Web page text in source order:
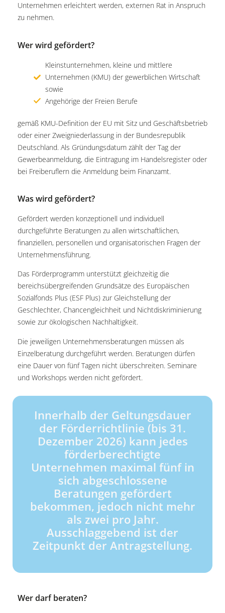
Unternehmen erleichtert werden, externen Rat in Anspruch
zu nehmen.
Wer wird gefördert?
Kleinstunternehmen, kleine und mittlere
Unternehmen (KMU) der gewerblichen Wirtschaft
sowie
Angehörige der Freien Berufe
gemäß KMU-Definition der EU mit Sitz und Geschäftsbetrieb
oder einer Zweigniederlassung in der Bundesrepublik
Deutschland. Als Gründungsdatum zählt der Tag der
Gewerbeanmeldung, die Eintragung im Handelsregister oder
bei Freiberuflern die Anmeldung beim Finanzamt.
Was wird gefördert?
Gefördert werden konzeptionell und individuell
durchgeführte Beratungen zu allen wirtschaftlichen,
finanziellen, personellen und organisatorischen Fragen der
Unternehmensführung.
Das Förderprogramm unterstützt gleichzeitig die
bereichsübergreifenden Grundsätze des Europäischen
Sozialfonds Plus (ESF Plus) zur Gleichstellung der
Geschlechter, Chancengleichheit und Nichtdiskriminierung
sowie zur ökologischen Nachhaltigkeit.
Die jeweiligen Unternehmensberatungen müssen als
Einzelberatung durchgeführt werden. Beratungen dürfen
eine Dauer von fünf Tagen nicht überschreiten. Seminare
und Workshops werden nicht gefördert.
Innerhalb der Geltungsdauer
der Förderrichtlinie (bis 31.
Dezember 2026) kann jedes
förderberechtigte
Unternehmen maximal fünf in
sich abgeschlossene
Beratungen gefördert
bekommen, jedoch nicht mehr
als zwei pro Jahr.
Ausschlaggebend ist der
Zeitpunkt der Antragstellung.
Wer darf beraten?